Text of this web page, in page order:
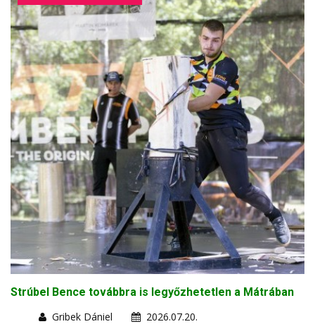
Strúbel Bence továbbra is legyőzhetetlen a Mátrában
Gribek Dániel
2026.07.20.